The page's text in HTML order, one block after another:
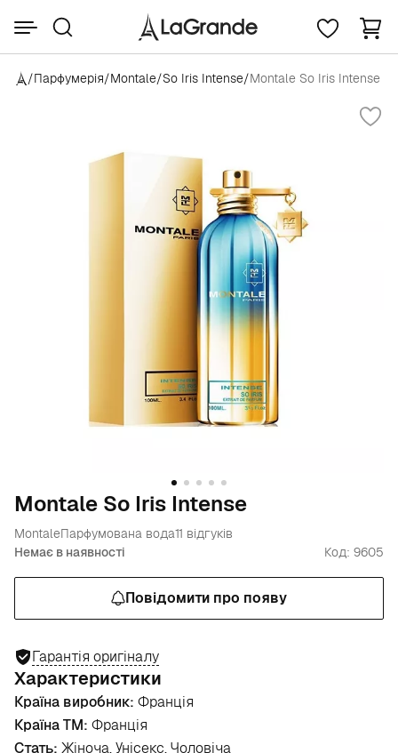
/Парфумерія/Montale/So Iris Intense/Montale So Iris Intense
Montale So Iris Intense
MontaleПарфумована вода11 відгуків
Немає в наявності
Код: 9605
Повідомити про появу
Гарантія оригіналу
Характеристики
Країна виробник: Франція
Країна ТМ: Франція
Стать: Жіноча, Унісекс, Чоловіча